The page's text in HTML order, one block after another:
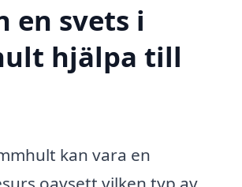
en svets i
hjälpa till
kan vara en